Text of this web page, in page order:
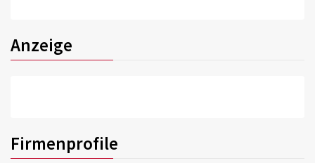
Anzeige
Firmenprofile